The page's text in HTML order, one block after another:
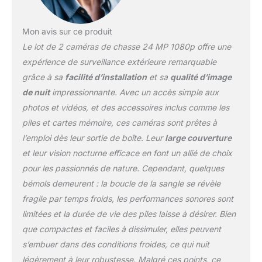
0,2 s et grand angle de
130 ° : une fois les
mouvements détectés, la
déclenchement rapide de
moins de 0,2 s avec 1 à 3
prises de vue garantit
une capture rapide et
précise de chaque
mouvement détecté
exposé au champ, ne
manquez jamais aucun
animal qui erre près de
cette caméra. Portée de
détection de 130° pour
vous offrir une vue
étendue sur le terrain,
indispensable pour la
Mon avis sur ce produit
Le lot de 2 caméras de chasse 24 MP 1080p offre une
expérience de surveillance extérieure remarquable
grâce à sa facilité d’installationet sa qualité d’image
de nuitimpressionnante. Avec un accès simple aux
photos et vidéos, et des accessoires inclus comme les
piles et cartes mémoire, ces caméras sont prêtes à
l’emploi dès leur sortie de boîte. Leurlarge couverture
et leur vision nocturne efficace en font un allié de choix
pour les passionnés de nature. Cependant, quelques
bémols demeurent : la boucle de la sangle se révèle
fragile par temps froids, les performances sonores sont
limitées et la durée de vie des piles laisse à désirer. Bien
que compactes et faciles à dissimuler, elles peuvent
s’embuer dans des conditions froides, ce qui nuit
légèrement à leur robustesse. Malgré ces points, ce